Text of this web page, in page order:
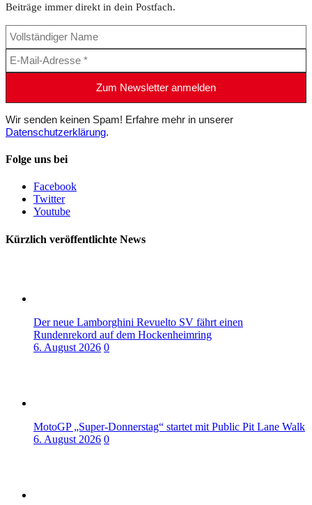
Beiträge immer direkt in dein Postfach.
Wir senden keinen Spam! Erfahre mehr in unserer
Datenschutzerklärung.
Folge uns bei
Facebook
Twitter
Youtube
Kürzlich veröffentlichte News
Der neue Lamborghini Revuelto SV fährt einen
Rundenrekord auf dem Hockenheimring
6. August 2026 0
MotoGP „Super-Donnerstag“ startet mit Public Pit Lane Walk
6. August 2026 0